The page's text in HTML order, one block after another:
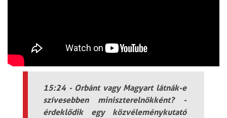
15:24 - Orbánt vagy Magyart látnák-e
szívesebben miniszterelnökként? -
érdeklődik egy közvéleménykutató